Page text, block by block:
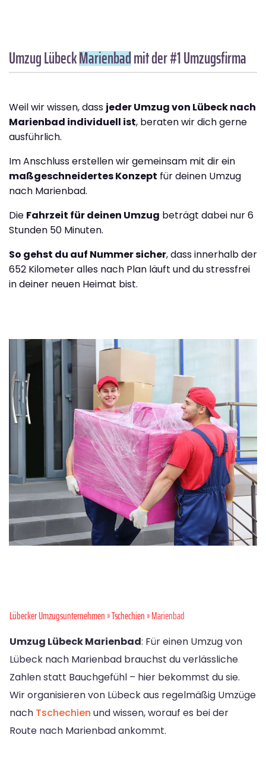
Umzug LübeckMarienbadmit der #1 Umzugsfirma
Weil wir wissen, dass jeder Umzug von Lübeck nach
Marienbad individuell ist, beraten wir dich gerne
ausführlich.
Im Anschluss erstellen wir gemeinsam mit dir ein
maßgeschneidertes Konzept für deinen Umzug
nach Marienbad.
Die Fahrzeit für deinen Umzug beträgt dabei nur 6
Stunden 50 Minuten.
So gehst du auf Nummer sicher, dass innerhalb der
652 Kilometer alles nach Plan läuft und du stressfrei
in deiner neuen Heimat bist.
Lübecker Umzugsunternehmen»Tschechien» Marienbad
Umzug Lübeck Marienbad: Für einen Umzug von
Lübeck nach Marienbad brauchst du verlässliche
Zahlen statt Bauchgefühl – hier bekommst du sie.
Wir organisieren von Lübeck aus regelmäßig Umzüge
nach Tschechien und wissen, worauf es bei der
Route nach Marienbad ankommt.